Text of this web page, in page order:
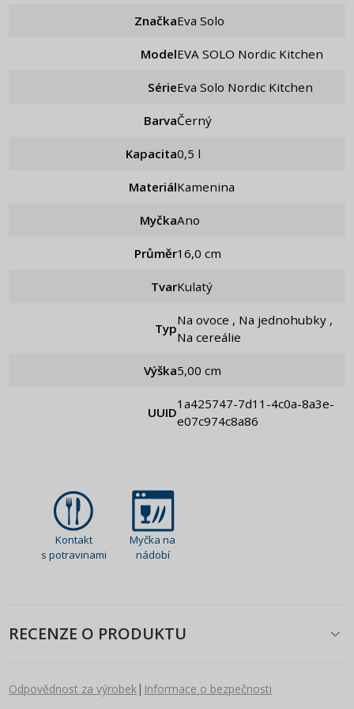
Značka Eva Solo
Model EVA SOLO Nordic Kitchen
Série Eva Solo Nordic Kitchen
Barva Černý
Kapacita 0,5 l
Materiál Kamenina
Myčka Ano
Průměr 16,0 cm
Tvar Kulatý
Typ
Na ovoce , Na jednohubky ,
Na cereálie
Výška 5,00 cm
UUID
1a425747-7d11-4c0a-8a3e-
e07c974c8a86
Kontakt
s potravinami
Myčka na
nádobí
RECENZE O PRODUKTU
Odpovědnost za výrobek| Informace o bezpečnosti